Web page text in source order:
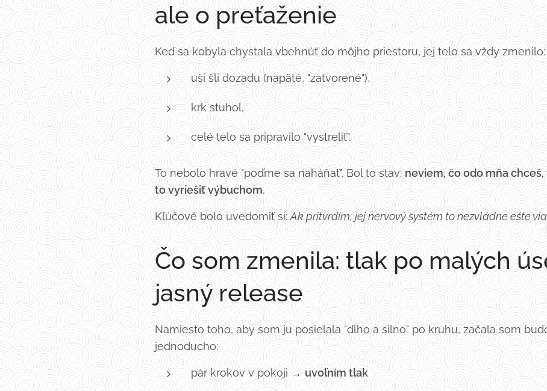
ale o preťaženie
Keď sa kobyla chystala vbehnúť do môjho priestoru, jej telo sa vždy zmenilo:
uši šli dozadu (napäté, "zatvorené"),
krk stuhol,
celé telo sa pripravilo "vystreliť".
To nebolo hravé "poďme sa naháňať". Bol to stav: neviem, čo odo mňa
to vyriešiť výbuchom.
Kľúčové bolo uvedomiť si:Ak pritvrdím, jej nervový systém to nezvládne ešte
Čo som zmenila: tlak po malých
jasný release
Namiesto toho, aby som ju posielala "dlho a silno" po kruhu, začala som
jednoducho:
pár krokov v pokoji → uvoľním tlak